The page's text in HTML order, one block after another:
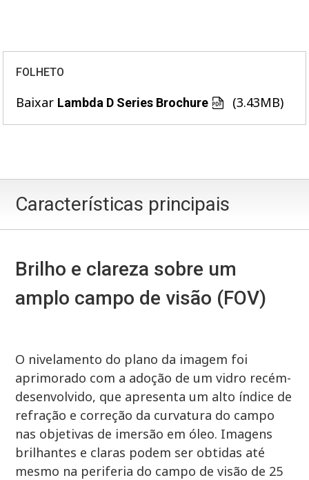
FOLHETO
Baixar Lambda D Series Brochure (3.43MB)
Características principais
Brilho e clareza sobre um
amplo campo de visão (FOV)
O nivelamento do plano da imagem foi
aprimorado com a adoção de um vidro recém-
desenvolvido, que apresenta um alto índice de
refração e correção da curvatura do campo
nas objetivas de imersão em óleo. Imagens
brilhantes e claras podem ser obtidas até
mesmo na periferia do campo de visão de 25